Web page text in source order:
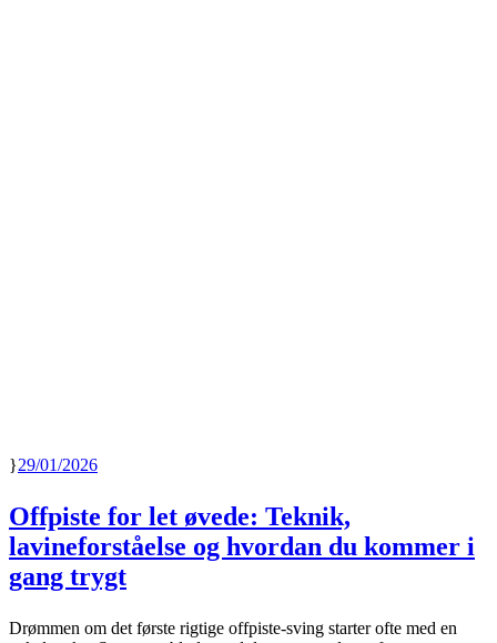
29/01/2026
Offpiste for let øvede: Teknik,
lavineforståelse og hvordan du kommer i
gang trygt
Drømmen om det første rigtige offpiste-sving starter ofte med en